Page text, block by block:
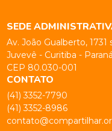
SEDE
Av. João Gualberto, 1731
Juvevê - Curitiba - Paraná
CEP 80.030-001
CONTATO
(41) 3352-7790
(41) 3352-8986